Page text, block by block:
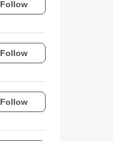
Follow
Follow
Follow